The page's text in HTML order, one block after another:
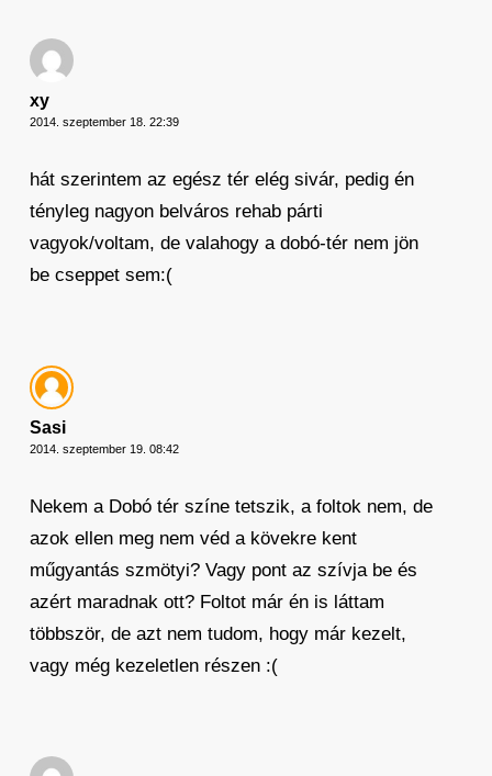
xy
2014. szeptember 18. 22:39
hát szerintem az egész tér elég sivár, pedig én
tényleg nagyon belváros rehab párti
vagyok/voltam, de valahogy a dobó-tér nem jön
be cseppet sem:(
Sasi
2014. szeptember 19. 08:42
Nekem a Dobó tér színe tetszik, a foltok nem, de
azok ellen meg nem véd a kövekre kent
műgyantás szmötyi? Vagy pont az szívja be és
azért maradnak ott? Foltot már én is láttam
többször, de azt nem tudom, hogy már kezelt,
vagy még kezeletlen részen :(